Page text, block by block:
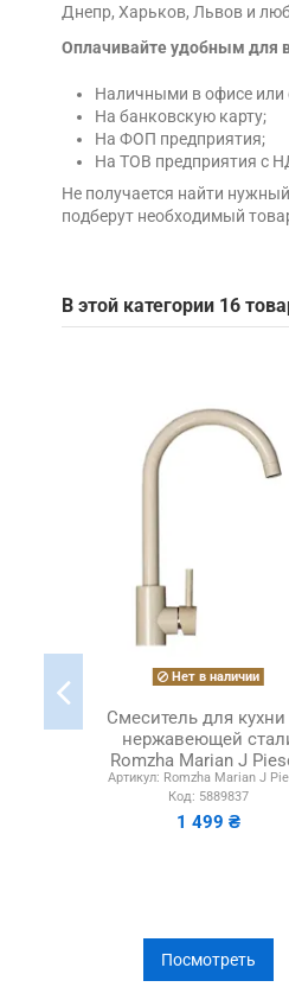
Днепр, Харьков, Львов и
Оплачивайте удобным для
Наличными в офисе или
На банковскую карту;
На ФОП предприятия;
На ТОВ предприятия с
Не получается найти
подберут необходимый
В этой категории 16
Нет в наличии
Смеситель для кухни
нержавеющей
Romzha Marian J
Артикул: Romzha Marian J
Код: 5889837
1 499 ₴
Посмотреть